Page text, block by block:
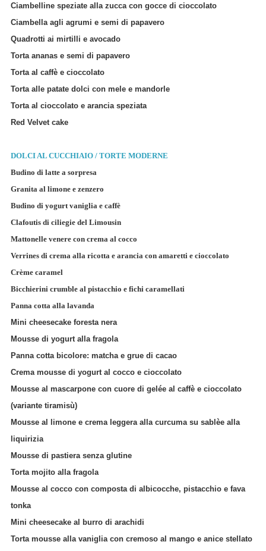
Ciambelline speziate alla zucca con gocce di cioccolato
Ciambella agli agrumi e semi di papavero
Quadrotti ai mirtilli e avocado
Torta ananas e semi di papavero
Torta al caffè e cioccolato
Torta alle patate dolci con mele e mandorle
Torta al cioccolato e arancia speziata
Red Velvet cake
DOLCI AL CUCCHIAIO / TORTE MODERNE
Budino di latte a sorpresa
Granita al limone e zenzero
Budino di yogurt vaniglia e caffè
Clafoutis di ciliegie del Limousin
Mattonelle venere con crema al cocco
Verrines di crema alla ricotta e arancia con amaretti e cioccolato
Crème caramel
Bicchierini crumble al pistacchio e fichi caramellati
Panna cotta alla lavanda
Mini cheesecake foresta nera
Mousse di yogurt alla fragola
Panna cotta bicolore: matcha e grue di cacao
Crema mousse di yogurt al cocco e cioccolato
Mousse al mascarpone con cuore di gelée al caffè e cioccolato
(variante tiramisù)
Mousse al limone e crema leggera alla curcuma su sablèe alla
liquirizia
Mousse di pastiera senza glutine
Torta mojito alla fragola
Mousse al cocco con composta di albicocche, pistacchio e fava
tonka
Mini cheesecake al burro di arachidi
Torta mousse alla vaniglia con cremoso al mango e anice stellato